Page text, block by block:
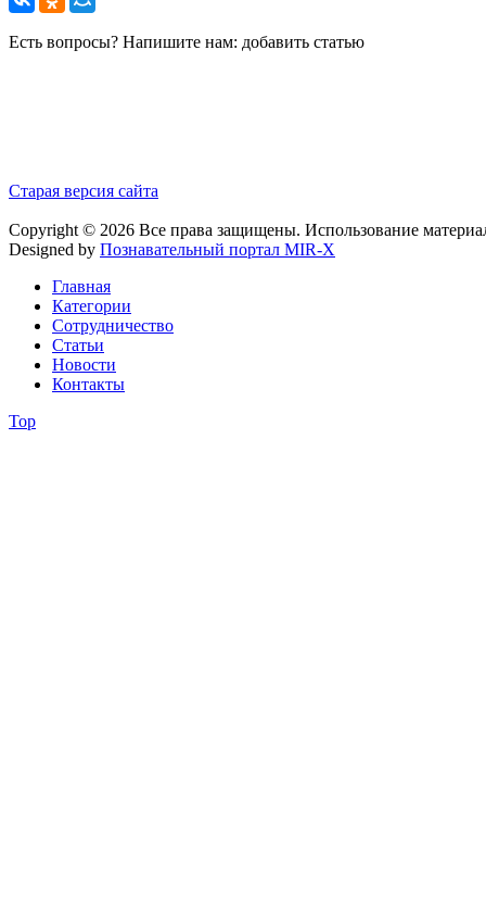
Есть вопросы? Напишите нам: добавить статью
Старая версия сайта
Copyright © 2026 Все права защищены. Использование
Designed by Познавательный портал MIR-X
Главная
Категории
Сотрудничество
Статьи
Новости
Контакты
Top